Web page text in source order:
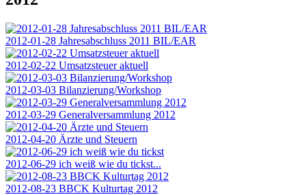
2012-01-28 Jahresabschluss 2011 BIL/EAR
2012-02-22 Umsatzsteuer aktuell
2012-03-03 Bilanzierung/Workshop
2012-03-29 Generalversammlung 2012
2012-04-20 Ärzte und Steuern
2012-06-29 ich weiß wie du tickst...
2012-08-23 BBCK Kulturtag 2012